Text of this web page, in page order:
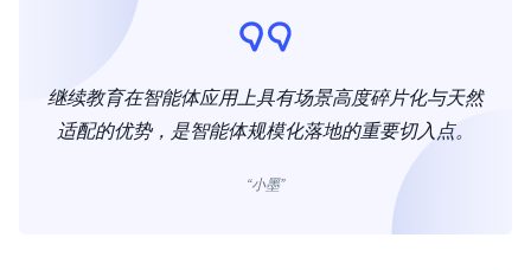
继续教育在智能体应用上具有场景高度碎片化与天然
适配的优势，是智能体规模化落地的重要切入点。
“小墨”